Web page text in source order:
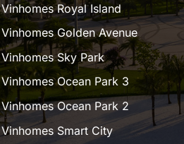
Vinhomes Royal Island
Vinhomes Golden Avenue
Vinhomes Sky Park
Vinhomes Ocean Park 3
Vinhomes Ocean Park 2
Vinhomes Smart City